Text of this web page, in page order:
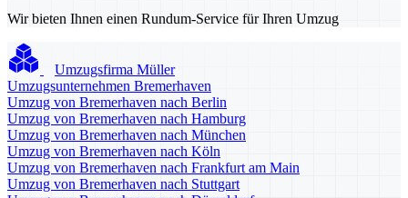
Wir bieten Ihnen einen Rundum-Service für Ihren Umzug
Umzugsfirma Müller
Umzugsunternehmen Bremerhaven
Umzug von Bremerhaven nach Berlin
Umzug von Bremerhaven nach Hamburg
Umzug von Bremerhaven nach München
Umzug von Bremerhaven nach Köln
Umzug von Bremerhaven nach Frankfurt am Main
Umzug von Bremerhaven nach Stuttgart